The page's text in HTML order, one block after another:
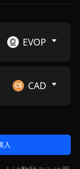
EVOP
CAD
入